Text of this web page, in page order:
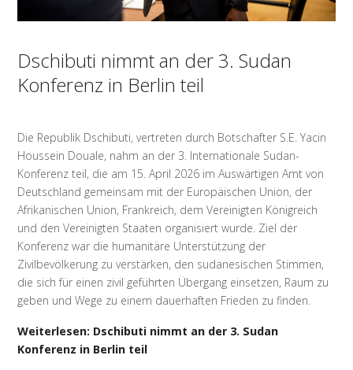
Dschibuti nimmt an der 3. Sudan
Konferenz in Berlin teil
Die Republik Dschibuti, vertreten durch Botschafter S.E. Yacin
Houssein Douale, nahm an der 3. Internationale Sudan-
Konferenz teil, die am 15. April 2026 im Auswärtigen Amt von
Deutschland gemeinsam mit der Europäischen Union, der
Afrikanischen Union, Frankreich, dem Vereinigten Königreich
und den Vereinigten Staaten organisiert wurde. Ziel der
Konferenz war die humanitäre Unterstützung der
Zivilbevölkerung zu verstärken, den sudanesischen Stimmen,
die sich für einen zivil geführten Übergang einsetzen, Raum zu
geben und Wege zu einem dauerhaften Frieden zu finden.
Weiterlesen: Dschibuti nimmt an der 3. Sudan
Konferenz in Berlin teil